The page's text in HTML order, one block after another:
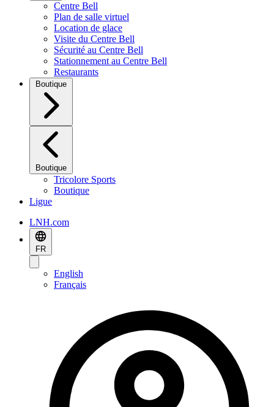
Centre Bell
Plan de salle virtuel
Location de glace
Visite du Centre Bell
Sécurité au Centre Bell
Stationnement au Centre Bell
Restaurants
Boutique
Boutique
Tricolore Sports
Boutique
Ligue
LNH.com
FR
English
Français